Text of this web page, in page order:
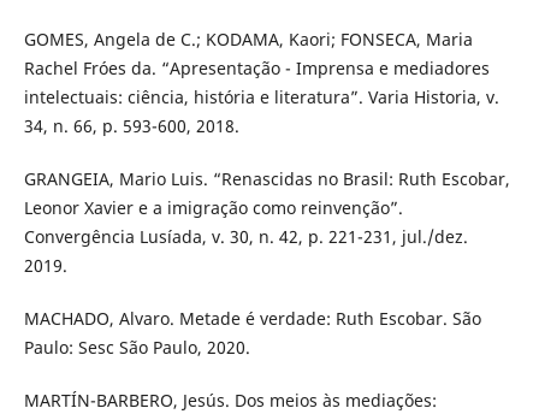
GOMES, Angela de C.; KODAMA, Kaori; FONSECA, Maria
Rachel Fróes da. “Apresentação - Imprensa e mediadores
intelectuais: ciência, história e literatura”. Varia Historia, v.
34, n. 66, p. 593-600, 2018.
GRANGEIA, Mario Luis. “Renascidas no Brasil: Ruth Escobar,
Leonor Xavier e a imigração como reinvenção”.
Convergência Lusíada, v. 30, n. 42, p. 221-231, jul./dez.
2019.
MACHADO, Alvaro. Metade é verdade: Ruth Escobar. São
Paulo: Sesc São Paulo, 2020.
MARTÍN-BARBERO, Jesús. Dos meios às mediações: